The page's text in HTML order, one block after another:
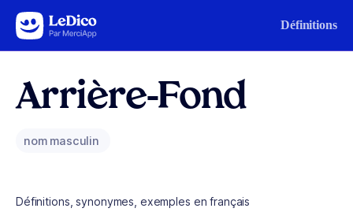
Aller au contenu Définitions
Arrière-Fond
nom masculin
Définitions, synonymes, exemples en français